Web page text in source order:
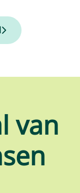
van